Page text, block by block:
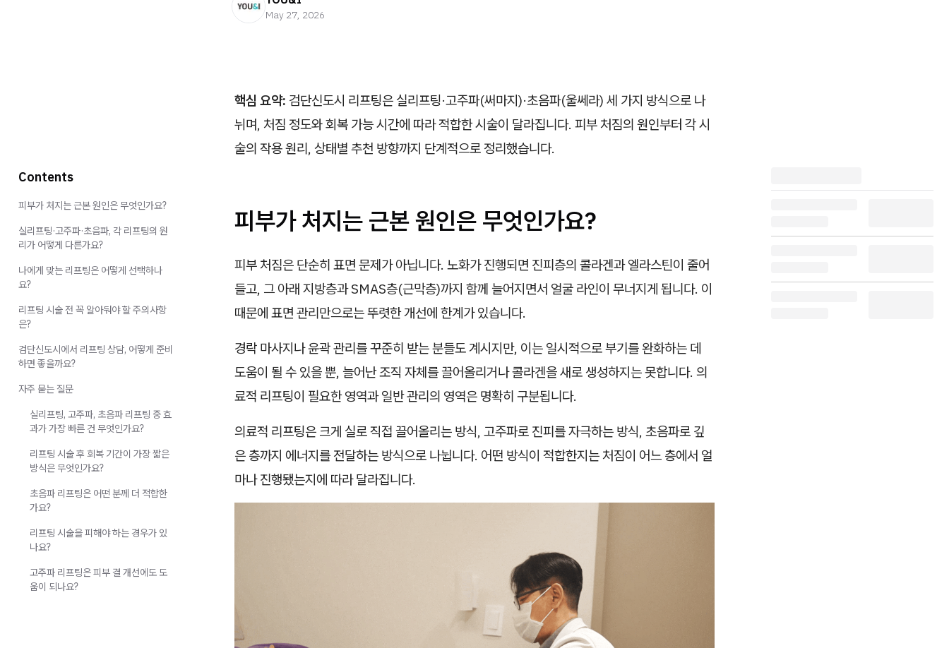
May 27, 2026
핵심 요약: 검단신도시 리프팅은 실리프팅·고주파(써마지)·초음파(울쎄라) 세 가지 방식으로 나
뉘며, 처짐 정도와 회복 가능 시간에 따라 적합한 시술이 달라집니다. 피부 처짐의 원인부터 각 시
술의 작용 원리, 상태별 추천 방향까지 단계적으로 정리했습니다.
피부가 처지는 근본 원인은 무엇인가요?
피부 처짐은 단순히 표면 문제가 아닙니다. 노화가 진행되면 진피층의 콜라겐과 엘라스틴이 줄어
들고, 그 아래 지방층과 SMAS층(근막층)까지 함께 늘어지면서 얼굴 라인이 무너지게 됩니다. 이
때문에 표면 관리만으로는 뚜렷한 개선에 한계가 있습니다.
경락 마사지나 윤곽 관리를 꾸준히 받는 분들도 계시지만, 이는 일시적으로 부기를 완화하는 데
도움이 될 수 있을 뿐, 늘어난 조직 자체를 끌어올리거나 콜라겐을 새로 생성하지는 못합니다. 의
료적 리프팅이 필요한 영역과 일반 관리의 영역은 명확히 구분됩니다.
의료적 리프팅은 크게 실로 직접 끌어올리는 방식, 고주파로 진피를 자극하는 방식, 초음파로 깊
은 층까지 에너지를 전달하는 방식으로 나뉩니다. 어떤 방식이 적합한지는 처짐이 어느 층에서 얼
마나 진행됐는지에 따라 달라집니다.
Contents
피부가 처지는 근본 원인은 무엇인가요?
실리프팅·고주파·초음파, 각 리프팅의 원
리가 어떻게 다른가요?
나에게 맞는 리프팅은 어떻게 선택하나
요?
리프팅 시술 전 꼭 알아둬야 할 주의사항
은?
검단신도시에서 리프팅 상담, 어떻게 준비
하면 좋을까요?
자주 묻는 질문
실리프팅, 고주파, 초음파 리프팅 중 효
과가 가장 빠른 건 무엇인가요?
리프팅 시술 후 회복 기간이 가장 짧은
방식은 무엇인가요?
초음파 리프팅은 어떤 분께 더 적합한
가요?
리프팅 시술을 피해야 하는 경우가 있
나요?
고주파 리프팅은 피부 결 개선에도 도
움이 되나요?